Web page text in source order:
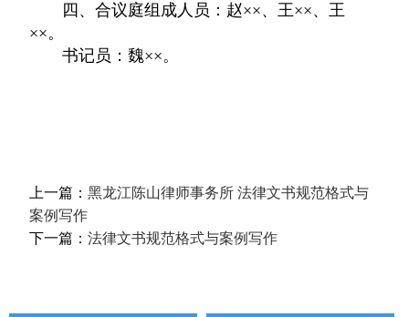
四、合议庭组成人员：赵××、王××、王
××。
书记员：魏××。
上一篇：黑龙江陈山律师事务所 法律文书规范格式与
案例写作
下一篇：法律文书规范格式与案例写作